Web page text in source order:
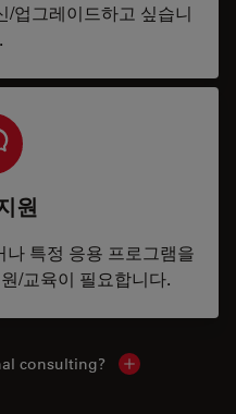
/업그레이드하고 싶습니
원
특정 응용 프로그램을
/교육이 필요합니다.
consulting? Show local